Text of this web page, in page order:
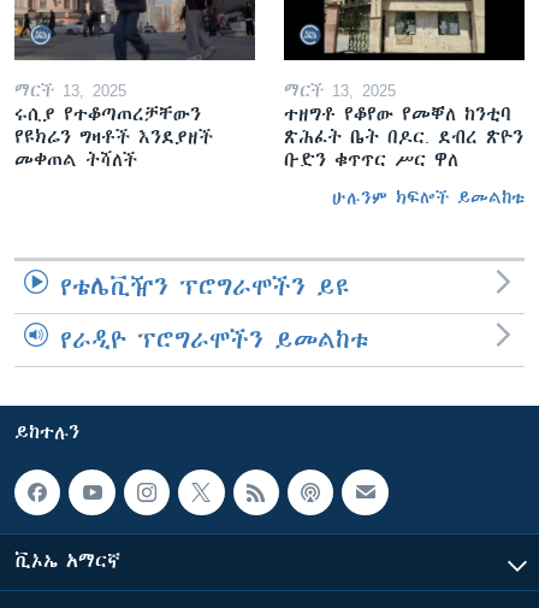
ማርች 13, 2025
ሩሲያ የተቆጣጠረቻቸውን
የዩክሬን ግዛቶች እንደያዘች
መቀጠል ትሻለች
ማርች 13, 2025
ተዘግቶ የቆየው የመቐለ ከንቲባ
ጽሕፈት ቤት በዶር. ደብረ ጽዮን
ቡድን ቁጥጥር ሥር ዋለ
ሁሉንም ክፍሎች ይመልከቱ
የቴሌቪዥን ፕሮግራሞችን ይዩ
የራዲዮ ፕሮግራሞችን ይመልከቱ
ይከተሉን
ቪኦኤ አማርኛ